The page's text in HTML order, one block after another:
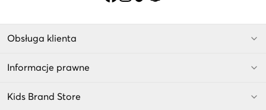
Obsługa klienta
Informacje prawne
Kids Brand Store